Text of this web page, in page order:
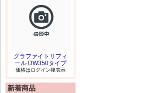
グラファイトリフィ
ール DW350タイプ
価格はログイン後表示
新着商品